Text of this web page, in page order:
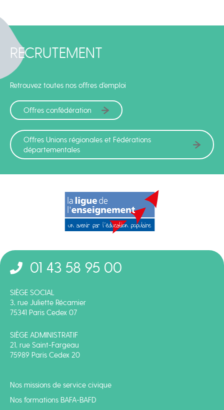
01 43 58 95 00
SIÈGE SOCIAL
3, rue Juliette Récamier
75341 Paris Cedex 07
SIÈGE ADMINISTRATIF
21, rue Saint-Fargeau
75989 Paris Cedex 20
Nos missions de service civique
Nos formations BAFA-BAFD
RECRUTEMENT
Retrouvez toutes nos offres d'emploi
Offres confédération
Offres Unions régionales et Fédérations
départementales